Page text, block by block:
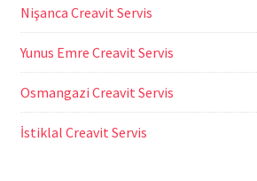
Nişanca Creavit Servis
Yunus Emre Creavit Servis
Osmangazi Creavit Servis
İstiklal Creavit Servis